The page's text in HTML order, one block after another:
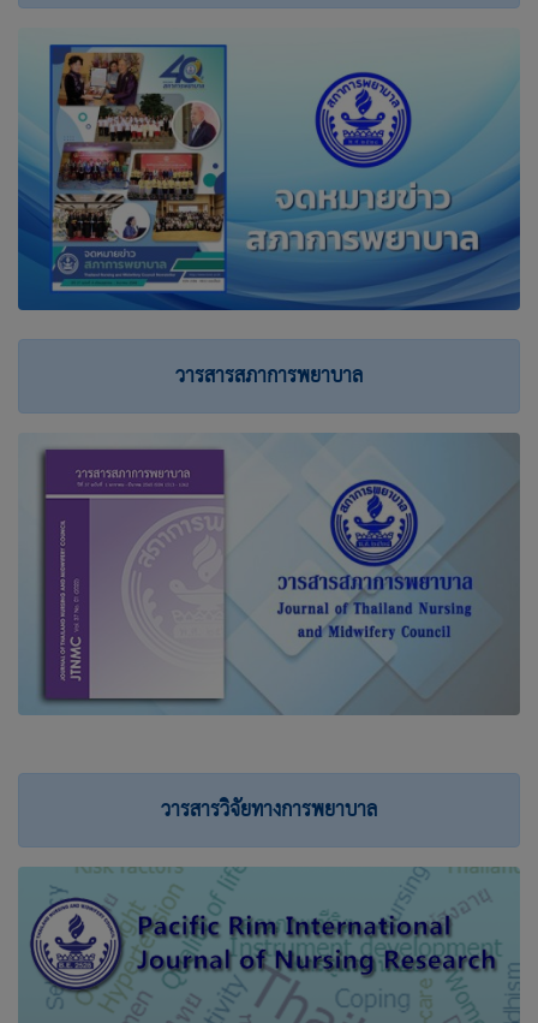
วารสารสภาการพยาบาล
วารสารวิจัยทางการพยาบาล